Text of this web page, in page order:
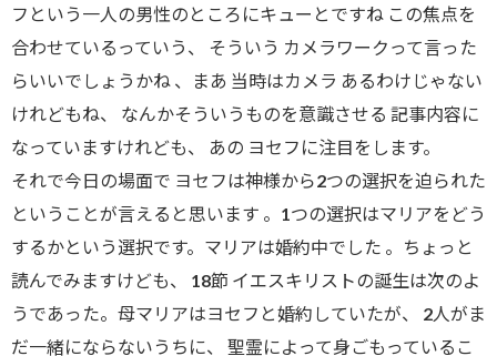
フという一人の男性のところにキューとですね この焦点を
合わせているっていう、 そういう カメラワークって言った
らいいでしょうかね 、まあ 当時はカメラ あるわけじゃない
けれどもね、 なんかそういうものを意識させる 記事内容に
なっていますけれども、 あの ヨセフに注目をします。
それで今日の場面で ヨセフは神様から2つの選択を迫られた
ということが言えると思います 。1つの選択はマリアをどう
するかという選択です。マリアは婚約中でした 。ちょっと
読んでみますけども、 18節 イエスキリストの誕生は次のよ
うであった。母マリアはヨセフと婚約していたが、 2人がま
だ一緒にならないうちに、 聖霊によって身ごもっているこ